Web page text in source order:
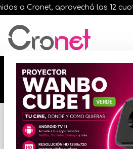
a Cronet, aprovechá las 12
🔥🔥🔥 12 cuotas, en
comprando antes de las
día 🔥🔥🔥
Inicio VIDEO PANTALLAS